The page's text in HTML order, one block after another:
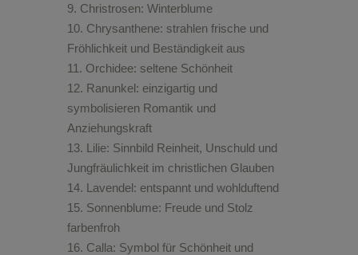
Christrosen: Winterblume
Chrysanthene: strahlen frische und
Fröhlichkeit und Beständigkeit aus
Orchidee: seltene Schönheit
Ranunkel: einzigartig und
symbolisieren Romantik und
Anziehungskraft
Lilie: Sinnbild Reinheit, Unschuld und
Jungfräulichkeit im christlichen Glauben
Lavendel: entspannt und wohlduftend
Sonnenblume: Freude und Stolz
farbenfroh
Calla: Symbol für Schönheit und